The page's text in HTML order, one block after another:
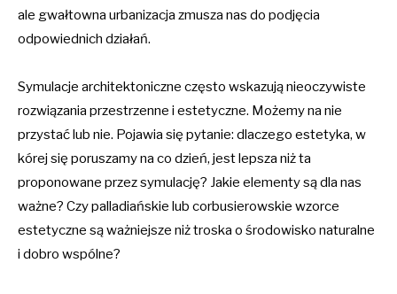
ale gwałtowna urbanizacja zmusza nas do podjęcia
odpowiednich działań.
Symulacje architektoniczne często wskazują nieoczywiste
rozwiązania przestrzenne i estetyczne. Możemy na nie
przystać lub nie. Pojawia się pytanie: dlaczego estetyka, w
kórej się poruszamy na co dzień, jest lepsza niż ta
proponowane przez symulację? Jakie elementy są dla nas
ważne? Czy palladiańskie lub corbusierowskie wzorce
estetyczne są ważniejsze niż troska o środowisko naturalne
i dobro wspólne?